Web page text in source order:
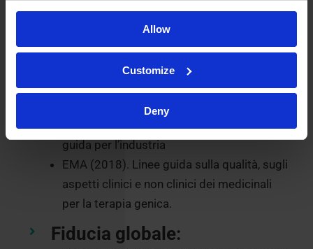
Allow
Customize
Deny
Requisiti per la valutazione delle
prestazioni dei metodi di quantificazione
per sequenze bersaglio di acidi nucleici
(ISO 20395:2019)
FDA (2015). Progettazione e analisi di studi
di diffusione per la terapia genica basata
su virus o batteri e prodotti oncolitici: linee
guida per l’industria
EMA (2018). Linee guida sulla qualità, sugli
aspetti clinici e non clinici dei medicinali
per la terapia genica.
Fiducia globale: